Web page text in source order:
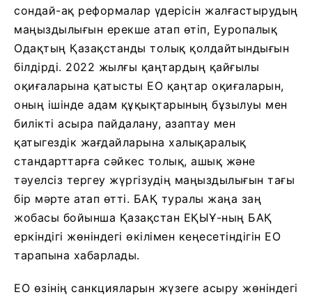
сондай-ақ реформалар үдерісін жалғастырудың
маңыздылығын ерекше атап өтіп, Еуропалық
Одақтың Қазақстанды толық қолдайтындығын
білдірді. 2022 жылғы қаңтардың қайғылы
оқиғаларына қатысты ЕО қаңтар оқиғаларын,
оның ішінде адам құқықтарының бұзылуы мен
билікті асыра пайдалану, азаптау мен
қатыгездік жағдайларына халықаралық
стандарттарға сәйкес толық, ашық және
тәуелсіз тергеу жүргізудің маңыздылығын тағы
бір мәрте атап өтті. БАҚ туралы жаңа заң
жобасы бойынша Қазақстан ЕҚЫҰ-ның БАҚ
еркіндігі жөніндегі өкілімен кеңесетіндігін ЕО
тарапына хабарлады.
ЕО өзінің санкцияларын жүзеге асыру жөніндегі